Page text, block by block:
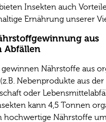
Insekten auch
Ernährung unserer
aus
Abfällen
Nährstoffe aus
Nebenprodukte aus der
oder
kann 4,5 Tonnen
hochwertige Nährstoffe